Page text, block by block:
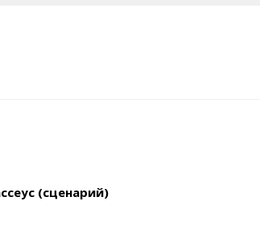
школа
(сценарий)